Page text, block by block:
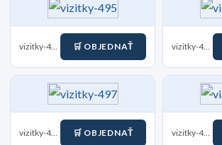
vizitky-495 🛒 OBJEDNAŤ vizitky-496
vizitky-497 🛒 OBJEDNAŤ vizitky-498